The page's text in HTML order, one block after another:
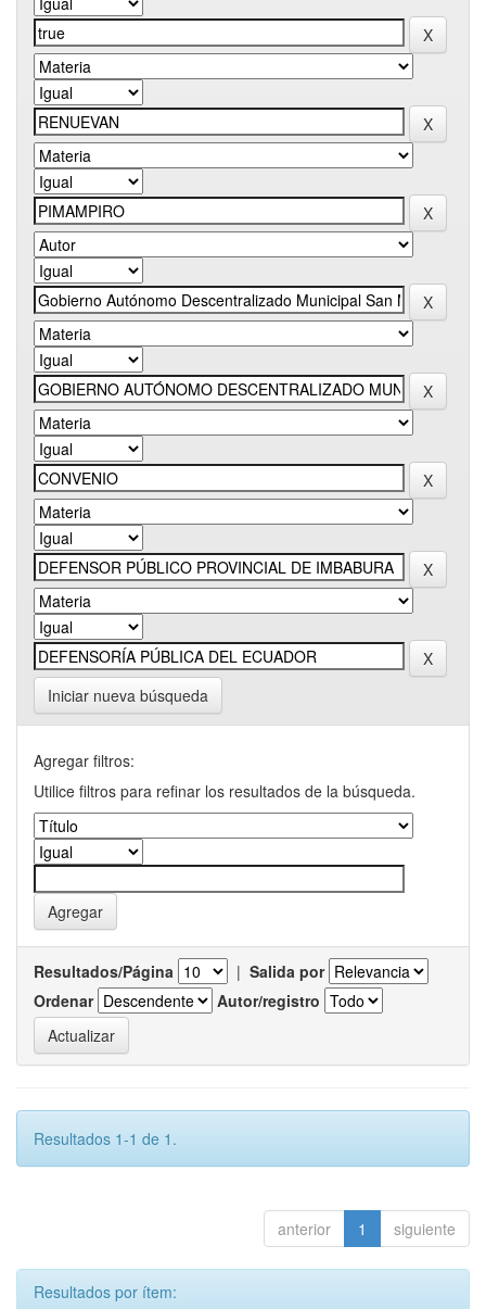
Iniciar nueva búsqueda
Agregar filtros:
Utilice filtros para refinar los resultados de la búsqueda.
Resultados/Página | Salida por
Ordenar
Autor/registro
Resultados 1-1 de 1.
anterior 1 siguiente
Resultados por ítem: